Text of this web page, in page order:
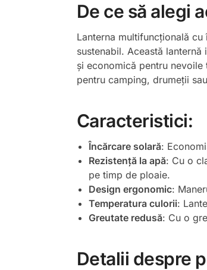
De ce să alegi
Lanterna multifuncțională
sustenabil. Această
și economică pentru
pentru camping, drumeții
Caracteristici:
Încărcare solară:
Rezistență la apă: Cu o
pe timp de ploaie.
Design ergonomic:
Temperatura culorii:
Greutate redusă: Cu o
Detalii despre